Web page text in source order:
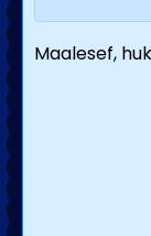
Maalesef,